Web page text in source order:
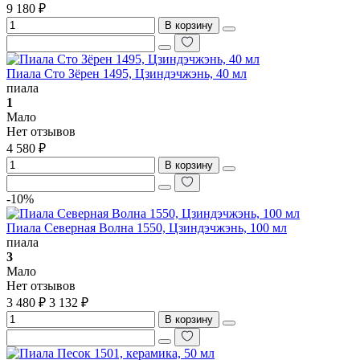
9 180 ₽
В корзину
Пиала Сто Зёрен 1495, Цзиндэчжэнь, 40 мл
пиала
1
Мало
Нет отзывов
4 580 ₽
В корзину
-10%
Пиала Северная Волна 1550, Цзиндэчжэнь, 100 мл
пиала
3
Мало
Нет отзывов
3 480 ₽ 3 132 ₽
В корзину